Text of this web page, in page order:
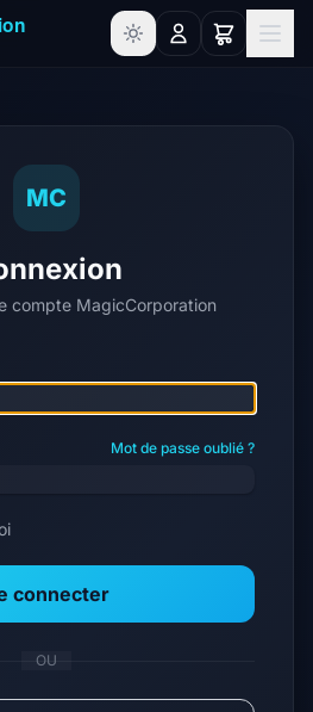
MC
compte MagicCorporation
Mot de passe oublié ?
connecter
OU